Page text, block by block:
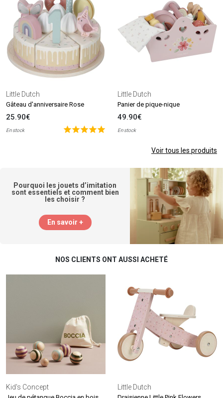
Little Dutch
Gâteau d'anniversaire Rose
25.90€
En stock
Little Dutch
Panier de pique-nique
49.90€
En stock
Voir tous les produits
Pourquoi les jouets d’imitation
sont essentiels et comment bien
les choisir ?
En savoir +
NOS CLIENTS ONT AUSSI ACHETÉ
Kid's Concept Little Dutch